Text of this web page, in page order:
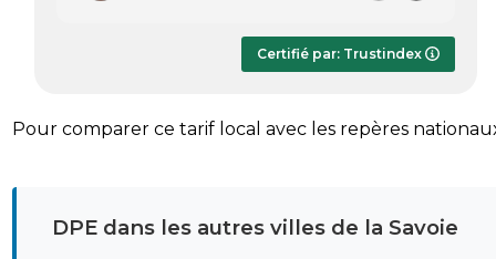
Certifié par: Trustindex
Pour comparer ce tarif local avec les repères
DPE dans les autres villes de la Savoie